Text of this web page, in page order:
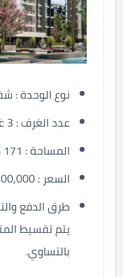
نوع الوحدة :
عدد الغرف : 3 غرف نوم.
المساحة : 171 متر مربع.
السعر : 8,200,000 جنية.
بالتساوي.